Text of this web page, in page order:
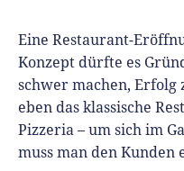
Eine Restaurant-
Konzept dürfte es
schwer machen, Erfolg
eben das klassische
Pizzeria – um sich im
muss man den Kunden